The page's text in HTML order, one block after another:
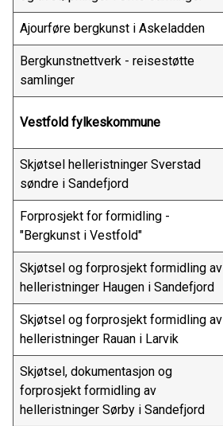
Ajourføre bergkunst i Askeladden
Bergkunstnettverk - reisestøtte
samlinger
Vestfold fylkeskommune
Skjøtsel helleristninger Sverstad
søndre i Sandefjord
Forprosjekt for formidling -
"Bergkunst i Vestfold"
Skjøtsel og forprosjekt formidling av
helleristninger Haugen i Sandefjord
Skjøtsel og forprosjekt formidling av
helleristninger Rauan i Larvik
Skjøtsel, dokumentasjon og
forprosjekt formidling av
helleristninger Sørby i Sandefjord